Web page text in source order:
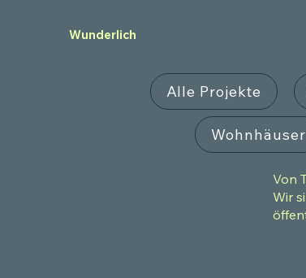
Wunderlich
Alle Projekte
Wohnhäuser
Von
Wir